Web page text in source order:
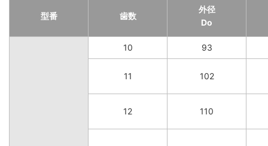
型番 歯数
外径
Do
10 93
11 102
12 110